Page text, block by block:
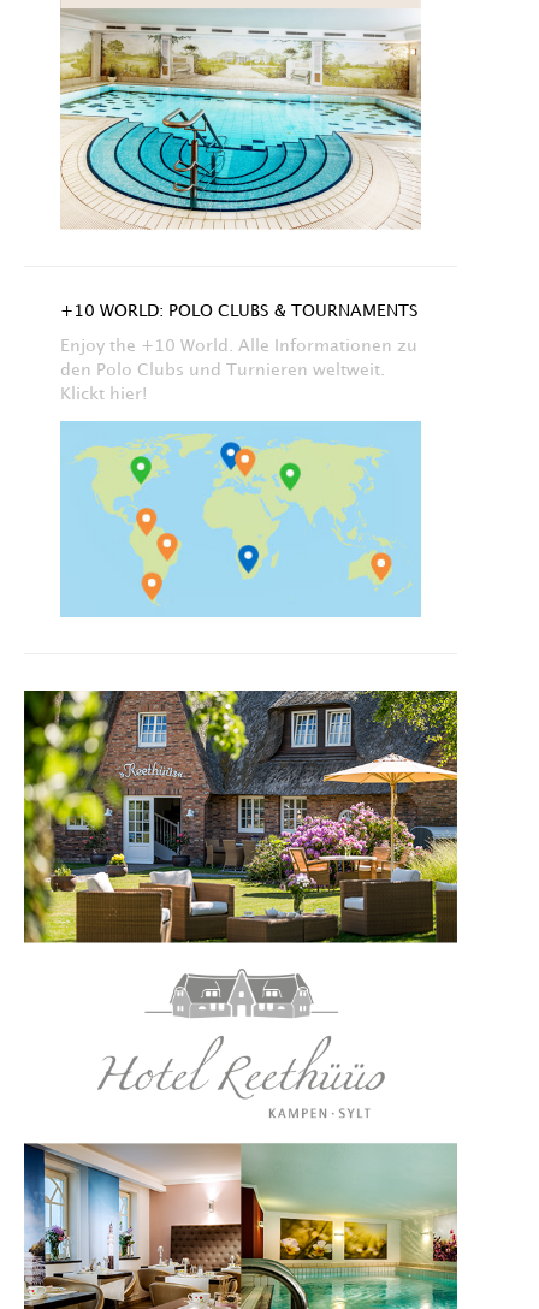
+10 WORLD: POLO CLUBS & TOURNAMENTS
Enjoy the +10 World. Alle Informationen zu
den Polo Clubs und Turnieren weltweit.
Klickt hier!